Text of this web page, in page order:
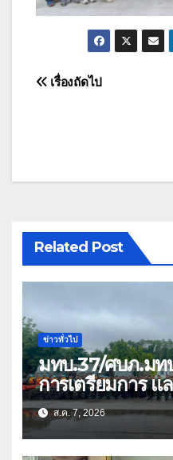
แนะแนว
เรื่องถัดไป
Related Post
ข่าวทั่วไป
มทบ.37/ศบภ.มท
การเตรียมการ แ
ด้านการบรรเทา
ส.ค. 7, 2026